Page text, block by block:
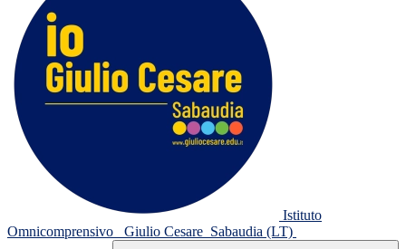
Istituto
Omnicomprensivo
Giulio Cesare Sabaudia (LT)